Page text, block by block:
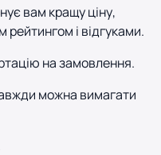
вам кращу ціну,
рейтингом і відгуками.
на замовлення.
можна вимагати